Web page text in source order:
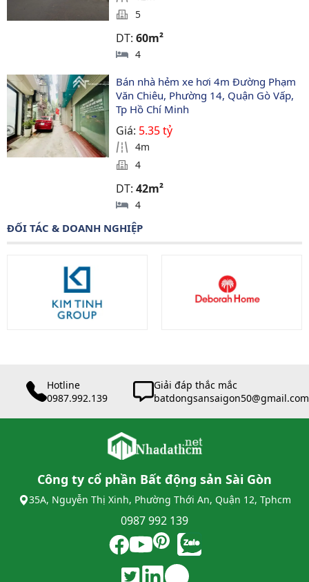
5
DT:60m²
4
Bán nhà hẻm xe hơi 4m Đường Phạm
Văn Chiêu, Phường 14, Quận Gò Vấp,
Tp Hồ Chí Minh
Giá: 5.35 tỷ
4m
4
DT:42m²
4
ĐỐI TÁC & DOANH NGHIỆP
Hotline
0987.992.139
Giải đáp thắc mắc
batdongsansaigon50@gmail.com
Công ty cổ phần Bất động sản Sài Gòn
35A, Nguyễn Thị Xinh, Phường Thới An, Quận 12, Tphcm
0987 992 139